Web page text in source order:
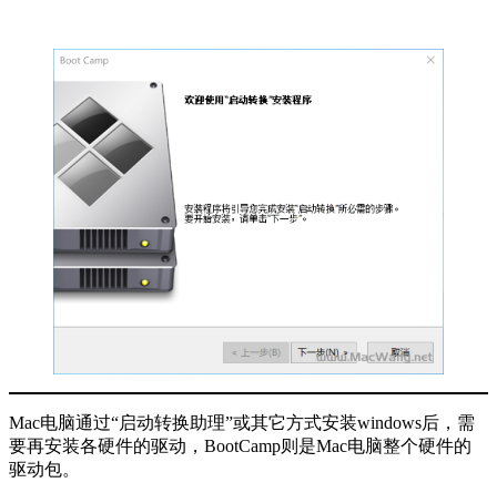
Mac电脑通过“启动转换助理”或其它方式安装windows后，需
要再安装各硬件的驱动，BootCamp则是Mac电脑整个硬件的
驱动包。